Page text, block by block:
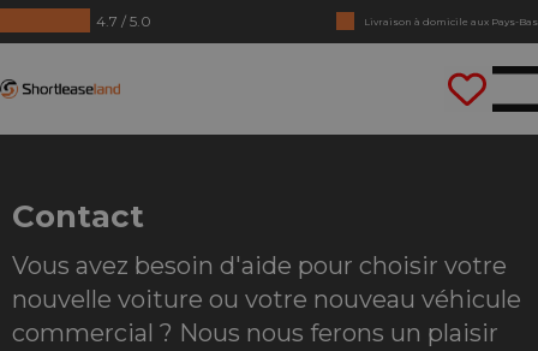
4.7 / 5.0
Livraison à domicile aux Pays-Bas
Pas de chiffres annuels requis
Conduisez tout de suite
Contact
Vous avez besoin d'aide pour choisir votre
nouvelle voiture ou votre nouveau véhicule
commercial ? Nous nous ferons un plaisir